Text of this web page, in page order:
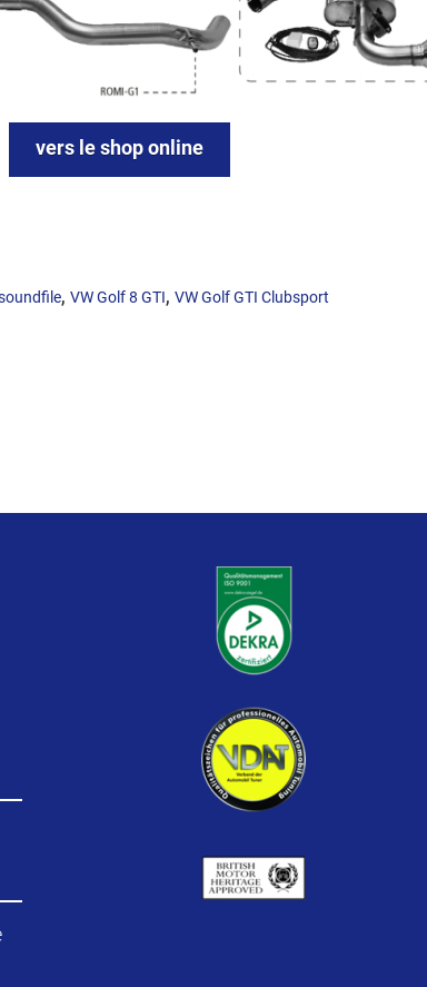
vers le shop online
, VW Golf 8 GTI, VW Golf GTI Clubsport